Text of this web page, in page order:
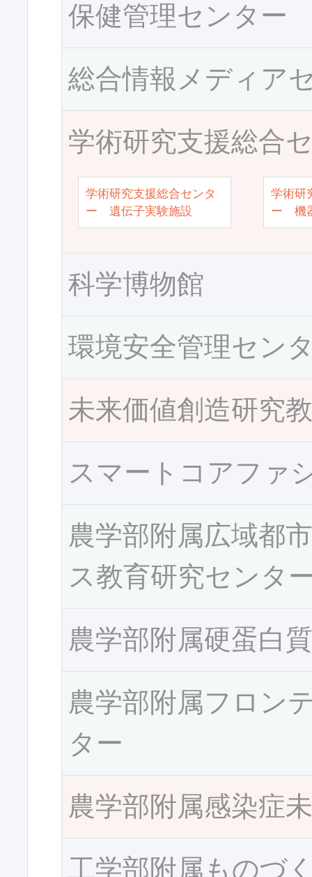
保健管理センター
総合情報メディア
学術研究支援総合
学術研究支援総合センタ
ー 遺伝子実験施設
学術研
ー 機
科学博物館
環境安全管理セン
未来価値創造研究
スマートコアファ
農学部附属広域都
ス教育研究センタ
農学部附属硬蛋白
農学部附属フロン
ター
農学部附属感染症
工学部附属ものづ